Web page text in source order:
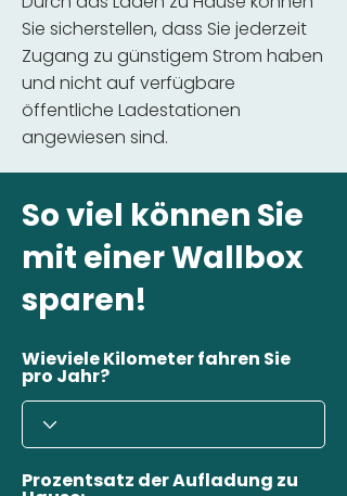
Sie sicherstellen, dass Sie jederzeit
Zugang zu günstigem Strom haben
und nicht auf verfügbare
öffentliche Ladestationen
angewiesen sind.
So viel können Sie
mit einer Wallbox
sparen!
Wieviele Kilometer fahren Sie
pro Jahr?
Prozentsatz der Aufladung zu